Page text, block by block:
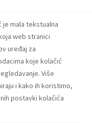
mala tekstualna
web stranici
uređaj za
koje kolačić
Više
i kako ih koristimo,
postavki kolačića
odluke-HR-1-2